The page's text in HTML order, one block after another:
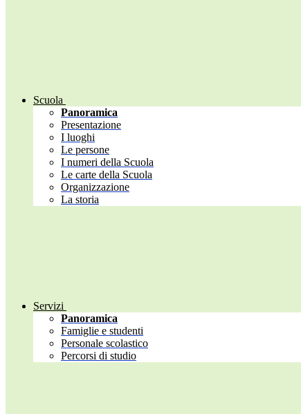
Scuola
Panoramica
Presentazione
I luoghi
Le persone
I numeri della Scuola
Le carte della Scuola
Organizzazione
La storia
Servizi
Panoramica
Famiglie e studenti
Personale scolastico
Percorsi di studio